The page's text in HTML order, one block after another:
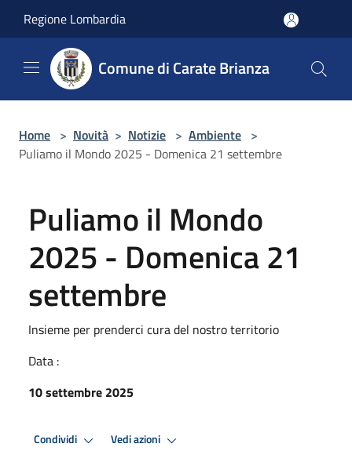
Regione Lombardia
Comune di Carate Brianza
Home > Novità > Notizie > Ambiente >
Puliamo il Mondo 2025 - Domenica 21 settembre
Puliamo il Mondo
2025 - Domenica 21
settembre
Insieme per prenderci cura del nostro territorio
Data :
10 settembre 2025
Condividi Vedi azioni